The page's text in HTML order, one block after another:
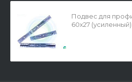
Подвес для
60х27 (усиленный)